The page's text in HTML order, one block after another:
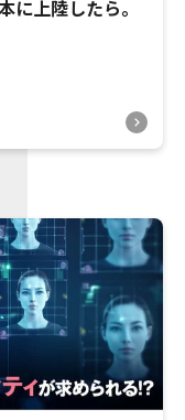
に上陸したら。